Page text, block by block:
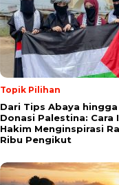
Topik Pilihan
Dari Tips Abaya hingga
Donasi Palestina: Cara
Hakim Menginspirasi
Ribu Pengikut